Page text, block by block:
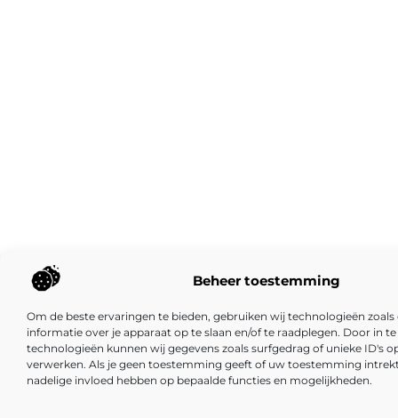
Beheer toestemming
Om de beste ervaringen te bieden, gebruiken wij technologieën
informatie over je apparaat op te slaan en/of te raadplegen. Door in
technologieën kunnen wij gegevens zoals surfgedrag of unieke ID's
verwerken. Als je geen toestemming geeft of uw toestemming
nadelige invloed hebben op bepaalde functies en mogelijkheden.